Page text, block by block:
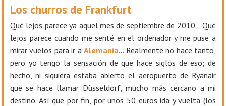
Los churros de Frankfurt
Qué lejos parece ya aquel mes de septiembre de 2010… Qué
lejos parece cuando me senté en el ordenador y me puse a
mirar vuelos para ir aAlemania… Realmente no hace tanto,
pero yo tengo la sensación de que hace siglos de eso; de
hecho, ni siquiera estaba abierto el aeropuerto de Ryanair
que se hace llamar Düsseldorf, mucho más cercano a mi
destino. Así que por fin, por unos 50 euros ida y vuelta (los